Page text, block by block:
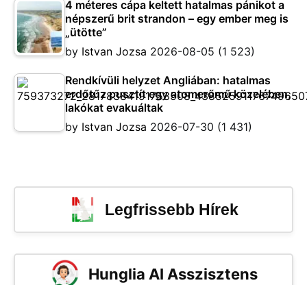
4 méteres cápa keltett hatalmas pánikot a
népszerű brit strandon – egy ember meg is
„ütötte”
by Istvan Jozsa 2026-08-05 (1 523)
Rendkívüli helyzet Angliában: hatalmas
erdőtűz pusztít egy atomerőmű közelében,
lakókat evakuáltak
by Istvan Jozsa 2026-07-30 (1 431)
Legfrissebb Hírek
Hunglia AI Asszisztens